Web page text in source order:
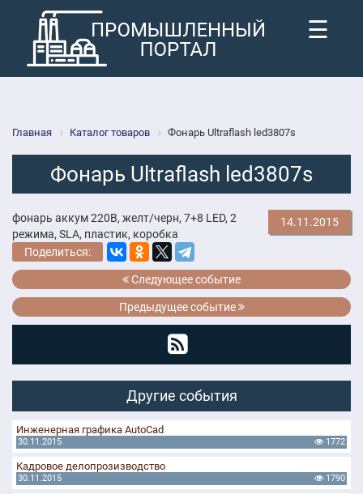
☰
Главная Каталог товаров Фонарь Ultraflash led3807s
Фонарь Ultraflash led3807s
14.11.2015
фонарь аккум 220В, желт/черн, 7+8 LED, 2
режима, SLA, пластик, коробка
Поделиться:
Следующее событие
Предыдущее событие
Другие события
Инженерная графика AutoCad
30.11.2015 1772
Кадровое делопрозизводство
30.11.2015 1790